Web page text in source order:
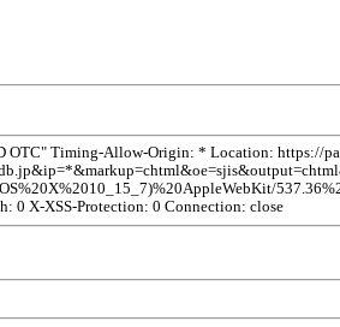
OTC" Timing-Allow-Origin: * Location: https://
0 X-XSS-Protection: 0 Connection: close